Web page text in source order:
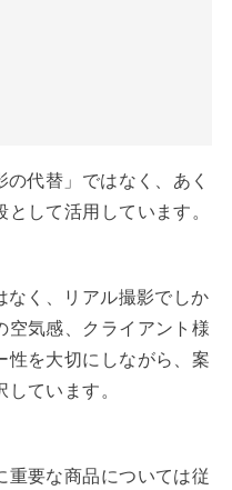
代替」ではなく、あく
して活用しています。
なく、リアル撮影でしか
空気感、クライアント様
性を大切にしながら、案
ています。
重要な商品については従